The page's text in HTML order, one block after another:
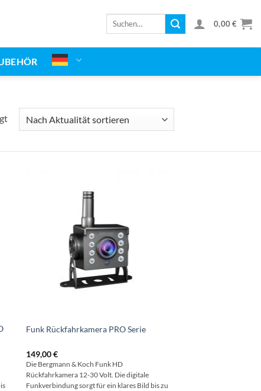
Suchen
0,00€
Nach
Aktualität
Funk Rückfahrkamera PRO Serie
149,00€
Die Bergmann & Koch Funk HD
Rückfahrkamera 12-30 Volt. Die digitale
Funkverbindung sorgt für ein klares Bild bis zu